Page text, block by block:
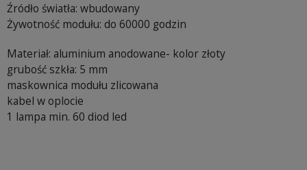
Źródło światła: wbudowany
Żywotność modułu: do 60000 godzin
Materiał: aluminium anodowane- kolor złoty
grubość szkła: 5 mm
maskownica modułu zlicowana
kabel w oplocie
1 lampa min. 60 diod led